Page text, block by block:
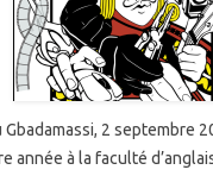
2 septembre
année à la faculté